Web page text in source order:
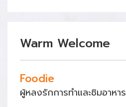
Warm Welcome
Foodie
ผู้หลงรักการทำและชิมอาหาร